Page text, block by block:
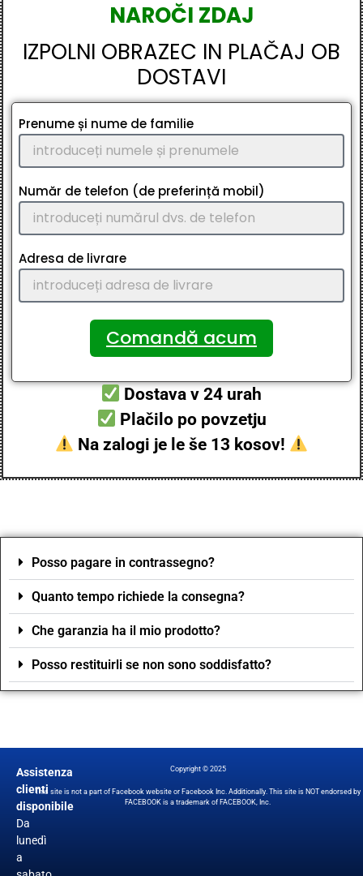
NAROČI ZDAJ
IZPOLNI OBRAZEC IN PLAČAJ OB
DOSTAVI
Prenume și nume de familie
Număr de telefon (de preferință mobil)
Adresa de livrare
Comandă acum
Dostava v 24 urah
Plačilo po povzetju
Na zalogi je le še 13 kosov!
Posso pagare in contrassegno?
Quanto tempo richiede la consegna?
Che garanzia ha il mio prodotto?
Posso restituirli se non sono soddisfatto?
Assistenza
clienti
disponibile
Da
lunedì
a
Copyright © 2025
This site is not a part of Facebook website or Facebook Inc. Additionally. This site is NOT endorsed by
FACEBOOK is a trademark of FACEBOOK, Inc.